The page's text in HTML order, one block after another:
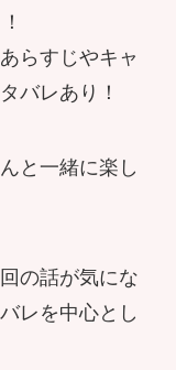
らすじやキャ
バレあり！
と一緒に楽し
の話が気にな
レを中心とし